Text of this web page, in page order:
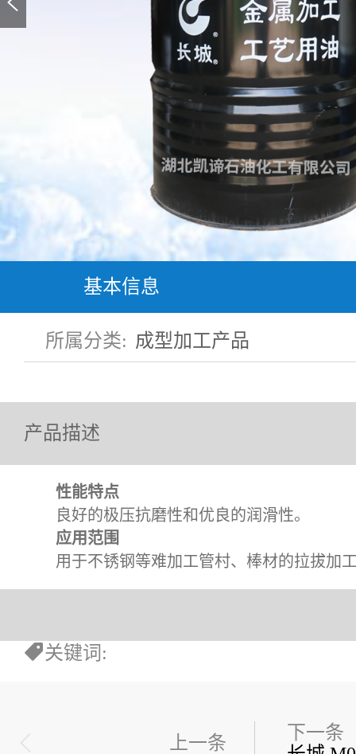
基本信息
所属分类: 成型加工产品
产品描述
性能特点
良好的极压抗磨性和优良的润滑性。
应用范围
用于不锈钢等难加工管村、棒材的拉拔加
关键词:
上一条 下一条